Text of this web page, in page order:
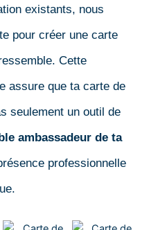
existants, nous
pour créer une carte
Cette
assure que ta carte de
seulement un outil de
ambassadeur de ta
professionnelle